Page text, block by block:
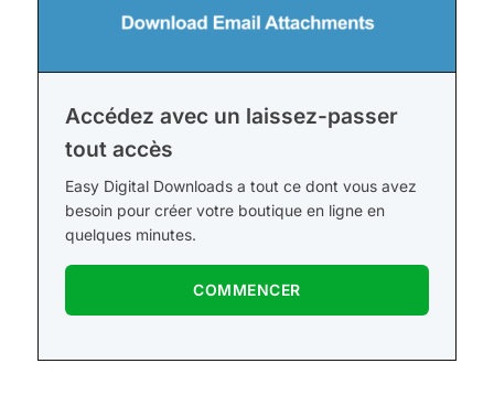
Accédez avec un laissez-passer
tout accès
Easy Digital Downloads a tout ce dont vous avez
besoin pour créer votre boutique en ligne en
quelques minutes.
COMMENCER